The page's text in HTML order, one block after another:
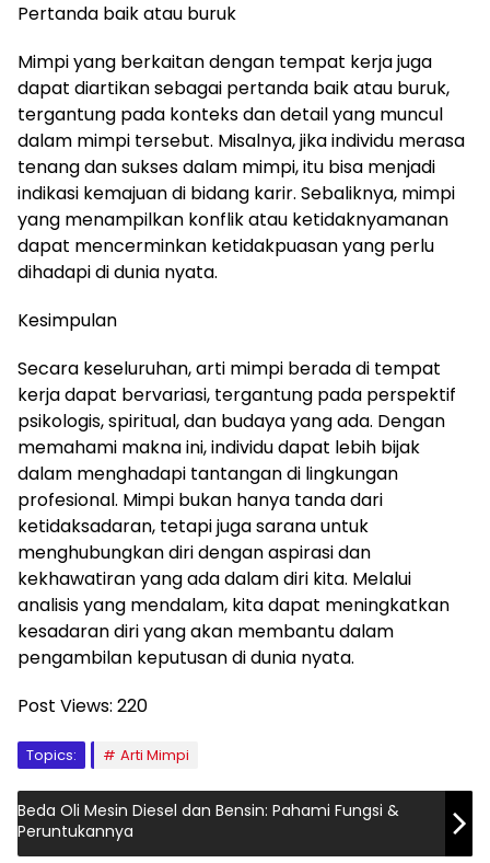
Pertanda baik atau buruk
Mimpi yang berkaitan dengan tempat kerja juga
dapat diartikan sebagai pertanda baik atau buruk,
tergantung pada konteks dan detail yang muncul
dalam mimpi tersebut. Misalnya, jika individu merasa
tenang dan sukses dalam mimpi, itu bisa menjadi
indikasi kemajuan di bidang karir. Sebaliknya, mimpi
yang menampilkan konflik atau ketidaknyamanan
dapat mencerminkan ketidakpuasan yang perlu
dihadapi di dunia nyata.
Kesimpulan
Secara keseluruhan, arti mimpi berada di tempat
kerja dapat bervariasi, tergantung pada perspektif
psikologis, spiritual, dan budaya yang ada. Dengan
memahami makna ini, individu dapat lebih bijak
dalam menghadapi tantangan di lingkungan
profesional. Mimpi bukan hanya tanda dari
ketidaksadaran, tetapi juga sarana untuk
menghubungkan diri dengan aspirasi dan
kekhawatiran yang ada dalam diri kita. Melalui
analisis yang mendalam, kita dapat meningkatkan
kesadaran diri yang akan membantu dalam
pengambilan keputusan di dunia nyata.
Post Views: 220
Topics: Arti Mimpi
Beda Oli Mesin Diesel dan Bensin: Pahami Fungsi &
Peruntukannya